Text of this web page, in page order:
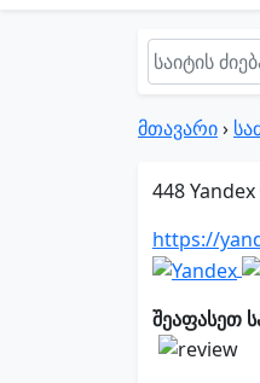
მთავარი›
448Yandex
https://
შეაფასეთ